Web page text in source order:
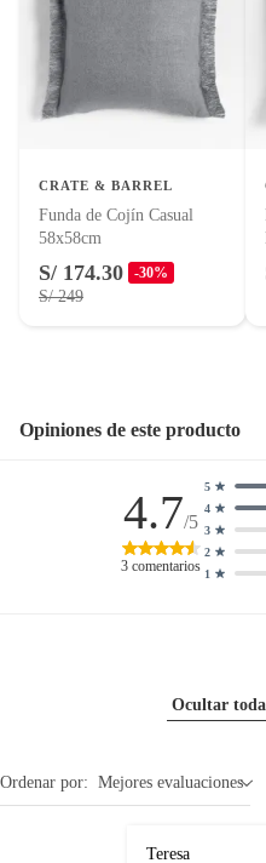
Alimentos, bebidas, fórmulas y
Productos hechos a medida.
Pinturas de color a pedido.
Plantas.
Baterías de auto.
Motocicletas y bicicletas
Licores y cigarros electrónicos.
CRATE & BARREL
Funda de Cojín Casual
58x58cm
S/ 174.30 -30%
S/ 249
Opiniones de este producto
4.7/5
3 comentarios 1
2
3
4
5
Ocultar
Ordenar por: Mejores evaluaciones
Teresa